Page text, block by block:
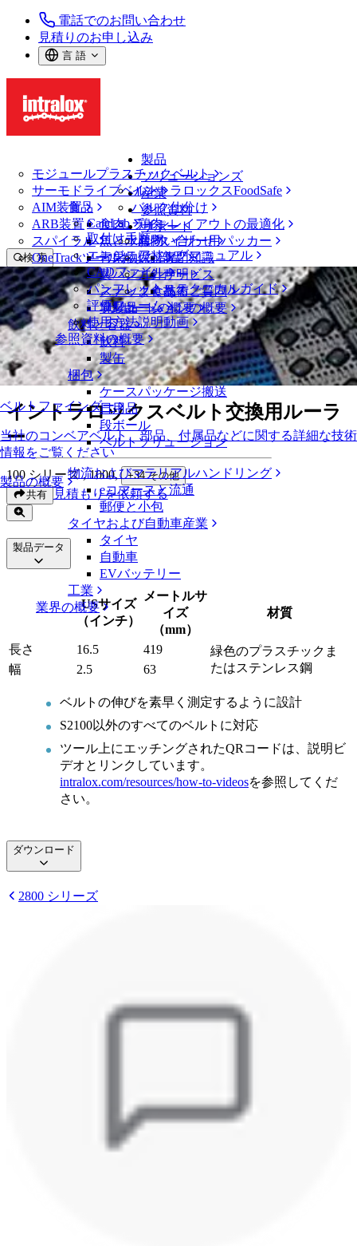
電話でのお問い合わせ
見積りのお申し込み
言 語
製品
モジュールプラスチックベルト
サーモドライブベルト
AIM装置
ARB装置
スパイラル
OneTrackツールおよび部品
ベルトファインダー
当社のコンベアベルト、部品、付属品などに関する詳細な技術
情報をご覧ください
製品の概要
ソリューションズ
イントラロックスFoodSafe
バルク仕分け
ラインレイアウトの最適化
パレタイザー用パッカー
専門知識
サービス
技術
ソリューションの概要
産業
食品
食肉、鶏肉
魚と水産物
青果物
製パン
スナック食品
乳製品
飲料と容器
飲料
製缶
梱包
ケースパッケージ搬送
日用品
段ボール
ベルトソリューション
物流およびマテリアルハンドリング
eコマースと流通
郵便と小包
タイヤおよび自動車産業
タイヤ
自動車
EVバッテリー
工業
業界の概要
参照資料
CalcLab
取付け手順
エンジニアリングマニュアル
CADファイル
パンフレット・テクニカルガイド
評価フォーム
使用方法説明動画
参照資料の概要
サポート
お問い合わせ
保証
方針声明
よくあるご質問
サポートの概要
検 索
メニューを開く
ベルトファインダー
ベルトファインダー
モジュールプラスチックベルト
2800 シリーズ
イントラロックスベルト交換用ルーラー
イントラロックスベルト交換用ルーラ
ー
100 シリーズ , 1000, +34 その他
共有
見積もりを依頼する
製品データ
USサイズ
（インチ）
メートルサ
イズ
（mm）
材質
長さ 16.5 419
緑色のプラスチックま
たはステンレス鋼
幅 2.5 63
ベルトの伸びを素早く測定するように設計
S2100以外のすべてのベルトに対応
ツール上にエッチングされたQRコードは、説明ビ
デオとリンクしています。
intralox.com/resources/how-to-videosを参照してくだ
さい。
ダウンロード
2800 シリーズ